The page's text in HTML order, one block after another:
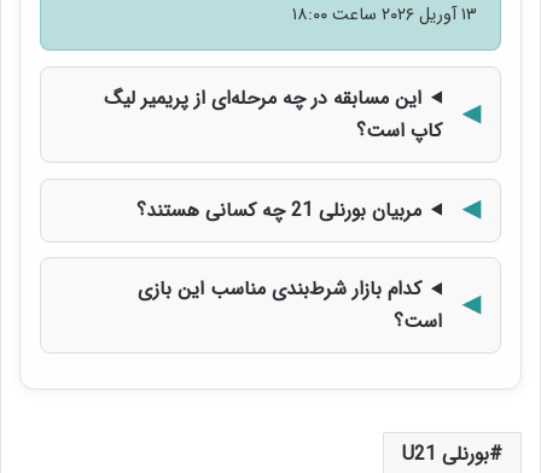
۱۳ آوریل ۲۰۲۶ ساعت ۱۸:۰۰
این مسابقه در چه مرحله‌ای از پریمیر لیگ
کاپ است؟
مربیان بورنلی 21 چه کسانی هستند؟
کدام بازار شرط‌بندی مناسب این بازی
است؟
بورنلی U21